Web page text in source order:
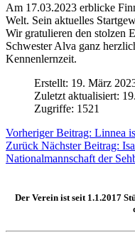
Am 17.03.2023 erblicke
Welt. Sein aktuelles
Wir gratulieren den stolzen
Schwester Alva ganz
Kennenlernzeit.
Erstellt: 19. März
Zuletzt aktualisiert:
Zugriffe: 1521
Vorheriger Beitrag: Linnea
Zurück Nächster Beitrag:
Nationalmannschaft der
Der Verein ist seit 1.1.2017